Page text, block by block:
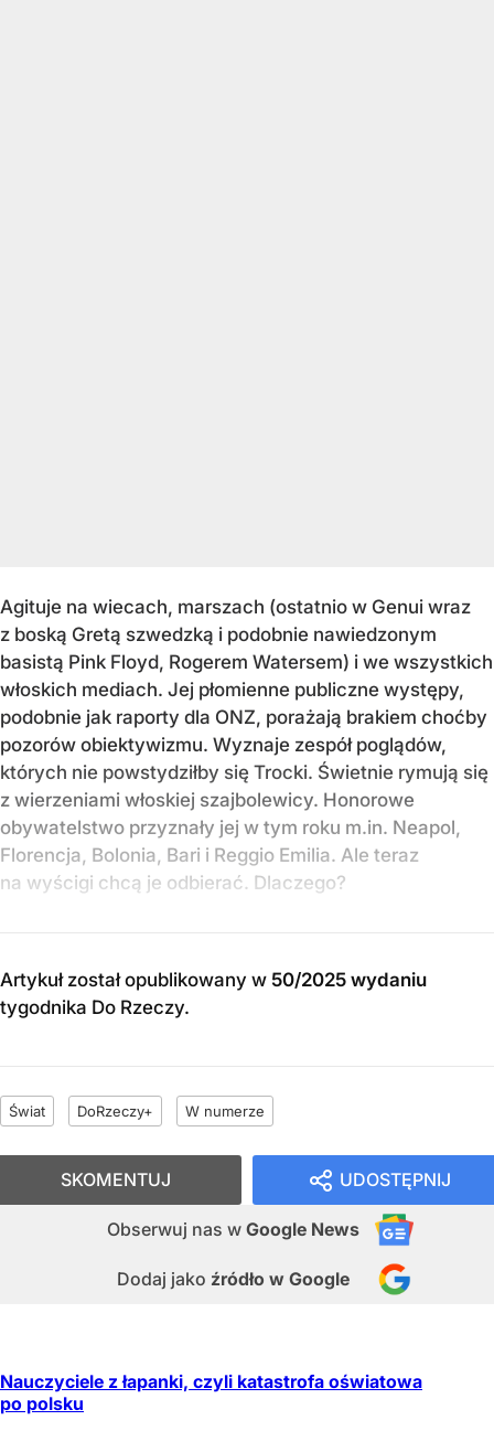
Agituje na wiecach, marszach (ostatnio w Genui wraz
z boską Gretą szwedzką i podobnie nawiedzonym
basistą Pink Floyd, Rogerem Watersem) i we wszystkich
włoskich mediach. Jej płomienne publiczne występy,
podobnie jak raporty dla ONZ, porażają brakiem choćby
pozorów obiektywizmu. Wyznaje zespół poglądów,
których nie powstydziłby się Trocki. Świetnie rymują się
z wierzeniami włoskiej szajbolewicy. Honorowe
obywatelstwo przyznały jej w tym roku m.in. Neapol,
Florencja, Bolonia, Bari i Reggio Emilia. Ale teraz
na wyścigi chcą je odbierać. Dlaczego?
Artykuł został opublikowany w 50/2025 wydaniu
tygodnika Do Rzeczy.
Świat DoRzeczy+ W numerze
UDOSTĘPNIJ
Obserwuj nas w Google News
Dodaj jako źródło w Google
SKOMENTUJ
Nauczyciele z łapanki, czyli katastrofa oświatowa
po polsku